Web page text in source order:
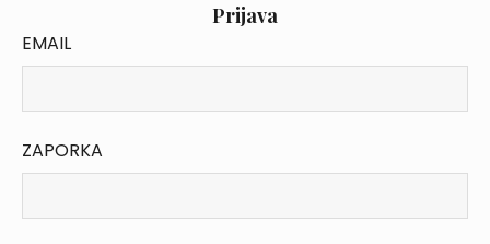
Prijava
EMAIL
ZAPORKA